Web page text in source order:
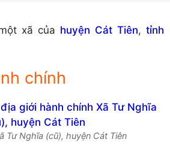
xã của huyện Cát Tiên, tỉnh
chính
Tư Nghĩa (cũ), huyện Cát Tiên